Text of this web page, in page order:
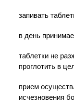
запивать
в день
таблетки не
проглотить в
прием
исчезновения